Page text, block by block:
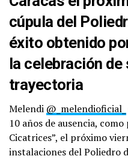
cúpula del
éxito obtenido
la celebración de
trayectoria
Melendi @_melendioficial_
10 años de ausencia,
Cicatrices”, el próximo
instalaciones del Poliedro